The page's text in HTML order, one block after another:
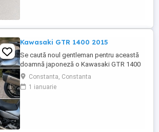
Kawasaki GTR 1400 2015
Se caută noul gentleman pentru această
doamnă japoneză o Kawasaki GTR 1400
care încă întoarce priviri și iubește
kilometrii. A fost răsfățată, întreținută la
timp și tratată cu respect. O dau doar
Constanta, Constanta
1 ianuarie